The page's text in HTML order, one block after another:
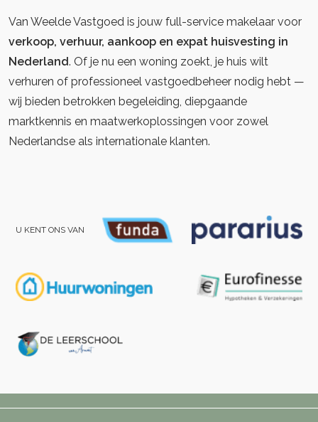
Van Weelde Vastgoed is jouw full-service makelaar voor
verkoop, verhuur, aankoop en expat huisvesting in
Nederland. Of je nu een woning zoekt, je huis wilt
verhuren of professioneel vastgoedbeheer nodig hebt —
wij bieden betrokken begeleiding, diepgaande
marktkennis en maatwerkoplossingen voor zowel
Nederlandse als internationale klanten.
U KENT ONS VAN